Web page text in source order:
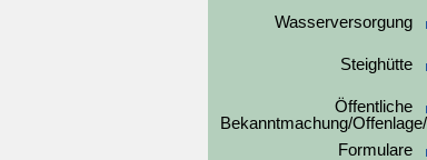
Wasserversorgung
Steighütte
Öffentliche
Bekanntmachung/
Formulare